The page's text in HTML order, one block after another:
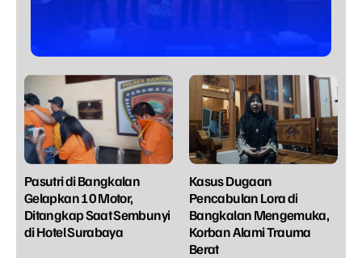
Pasutri di Bangkalan
Gelapkan 10 Motor,
Ditangkap Saat Sembunyi
di Hotel Surabaya
Kasus Dugaan
Pencabulan Lora di
Bangkalan Mengemuka,
Korban Alami Trauma
Berat